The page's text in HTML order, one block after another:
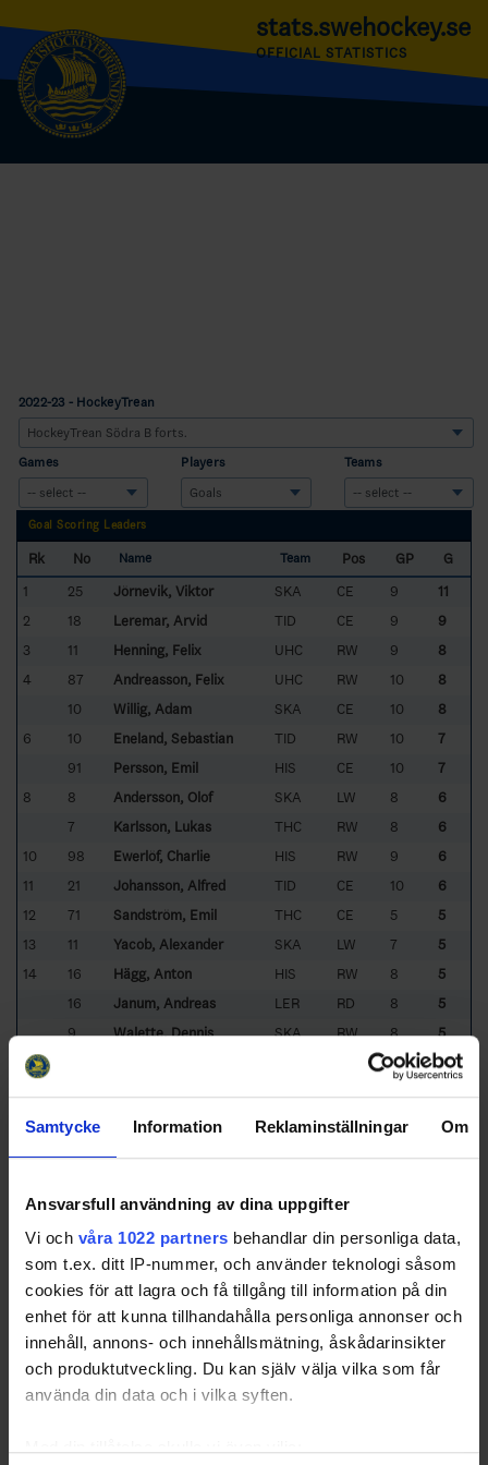
Samtycke Information Reklaminställningar Om
Ansvarsfull användning av dina uppgifter
Vi och våra 1022 partners behandlar din personliga data,
som t.ex. ditt IP-nummer, och använder teknologi såsom
cookies för att lagra och få tillgång till information på din
enhet för att kunna tillhandahålla personliga annonser och
innehåll, annons- och innehållsmätning, åskådarinsikter
och produktutveckling. Du kan själv välja vilka som får
använda din data och i vilka syften.
stats.swehockey.se
OFFICIAL STATISTICS
2022-23 - HockeyTrean
Games Players Teams
Goal Scoring Leaders
Rk No Name Team Pos GP
G
1
25 Jörnevik, Viktor SKA CE 9
11
2
18 Leremar, Arvid TID CE 9
9
3
11 Henning, Felix UHC RW 9
8
4
87 Andreasson, Felix UHC RW 10
8
10
Willig, Adam SKA CE 10
8
6
10 Eneland, Sebastian TID RW 10
7
91
Persson, Emil HIS CE 10
7
8
8 Andersson, Olof SKA LW 8
6
7
Karlsson, Lukas THC RW 8
6
10
98 Ewerlöf, Charlie HIS RW 9
6
11
21 Johansson, Alfred TID CE 10
6
12
71 Sandström, Emil THC CE 5
5
13
11 Yacob, Alexander SKA LW 7
5
14
16 Hägg, Anton HIS RW 8
5
16
Janum, Andreas LER RD 8
5
9
Walette, Dennis SKA RW 8
5
17
9
5
19
6 Lövgren, Calle SKA LW 8
4
8
Lindberg, Jonathan UHC RD
23
33 Albertsson, Rasmus THC LD 10
4
55
Johansson, André UHC LD 10
4
17
Johansson, Felix SKA LD 10
4
ames
layed.
- Hisingens IK
- Lerums BK
SKA- Skara IK TID- Tidaholms HF
THC- Trollhättans HC UHC- Uddevalla HC